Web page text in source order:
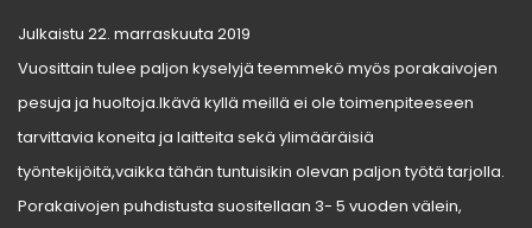
Julkaistu 22. marraskuuta 2019
Vuosittain tulee paljon kyselyjä teemmekö myös porakaivojen
pesuja ja huoltoja.Ikävä kyllä meillä ei ole toimenpiteeseen
tarvittavia koneita ja laitteita sekä ylimääräisiä
työntekijöitä,vaikka tähän tuntuisikin olevan paljon työtä tarjolla.
Porakaivojen puhdistusta suositellaan 3- 5 vuoden välein,